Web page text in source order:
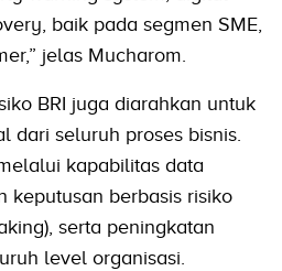
baik pada segmen SME,
jelas Mucharom.
BRI juga diarahkan untuk
dari seluruh proses bisnis.
kapabilitas data
keputusan berbasis risiko
serta peningkatan
level organisasi.